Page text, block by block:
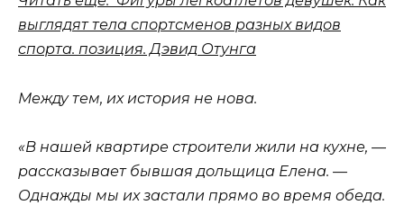
выглядят тела спортсменов разных видов
спорта. позиция. Дэвид Отунга
Между тем, их история не нова.
«В нашей квартире строители жили на кухне, —
рассказывает бывшая дольщица Елена. —
Однажды мы их застали прямо во время обеда.